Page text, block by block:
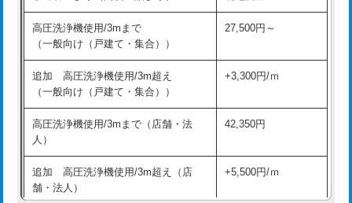
追加人工 16,500円
廃棄・処分 現場見積
※給水管工事は20mmまでの価格です。
持込商品取付（混合水栓）
持込商品取付（浄水器・分岐水栓） 16,500円
業）
排水管工事（追加 排水管工事/3ｍ超
高圧洗浄機使用/3mまで
（一般向け（戸建て・集合））
27,500円～
追加 高圧洗浄機使用/3m超え
（一般向け（戸建て・集合））
+3,300円/ｍ
高圧洗浄機使用/3mまで（店舗・法
人）
42,350円
追加 高圧洗浄機使用/3m超え（店
舗・法人）
+5,500円/ｍ